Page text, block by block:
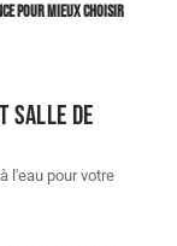
pour mieux choisir
salle de
l'eau pour votre